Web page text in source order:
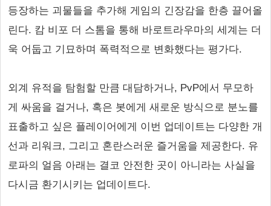
등장하는 괴물들을 추가해 게임의 긴장감을 한층 끌어올
린다. 캄 비포 더 스톰을 통해 바로트라우마의 세계는 더
욱 어둡고 기묘하며 폭력적으로 변화했다는 평가다.
외계 유적을 탐험할 만큼 대담하거나, PvP에서 무모하
게 싸움을 걸거나, 혹은 봇에게 새로운 방식으로 분노를
표출하고 싶은 플레이어에게 이번 업데이트는 다양한 개
선과 리워크, 그리고 혼란스러운 즐거움을 제공한다. 유
로파의 얼음 아래는 결코 안전한 곳이 아니라는 사실을
다시금 환기시키는 업데이트다.